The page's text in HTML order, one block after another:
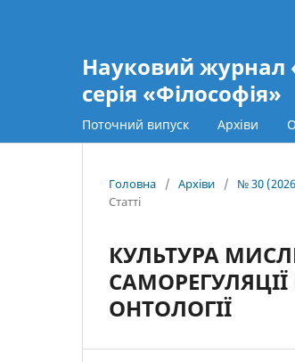
Науковий журнал
серія «Філософія»
Поточний випуск Архіви
Головна / Архіви / № 30
Статті
КУЛЬТУРА
ОНТОЛОГІЇ